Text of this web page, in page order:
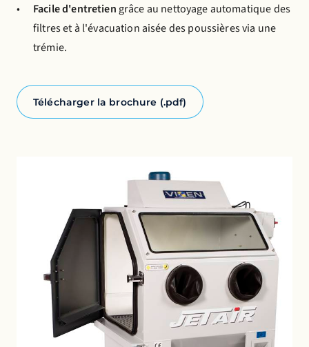
Facile d'entretien grâce au nettoyage automatique des
filtres et à l'évacuation aisée des poussières via une
trémie.
Télécharger la brochure (.pdf)